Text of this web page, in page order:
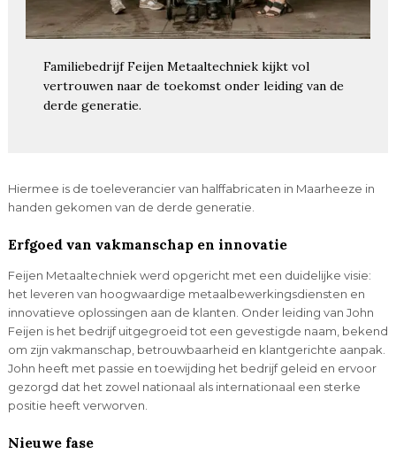
Familiebedrijf Feijen Metaaltechniek kijkt vol
vertrouwen naar de toekomst onder leiding van de
derde generatie.
Hiermee is de toeleverancier van halffabricaten in Maarheeze in
handen gekomen van de derde generatie.
Erfgoed van vakmanschap en innovatie
Feijen Metaaltechniek werd opgericht met een duidelijke visie:
het leveren van hoogwaardige metaalbewerkingsdiensten en
innovatieve oplossingen aan de klanten. Onder leiding van John
Feijen is het bedrijf uitgegroeid tot een gevestigde naam, bekend
om zijn vakmanschap, betrouwbaarheid en klantgerichte aanpak.
John heeft met passie en toewijding het bedrijf geleid en ervoor
gezorgd dat het zowel nationaal als internationaal een sterke
positie heeft verworven.
Nieuwe fase